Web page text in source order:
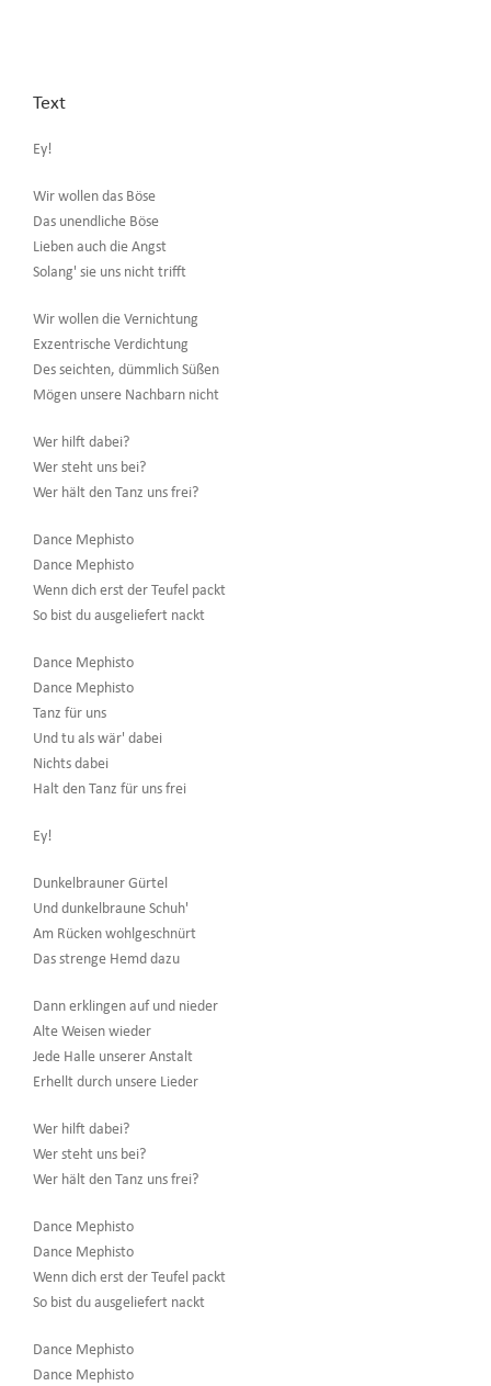
Text
Ey!
Wir wollen das Böse
Das unendliche Böse
Lieben auch die Angst
Solang' sie uns nicht trifft
Wir wollen die Vernichtung
Exzentrische Verdichtung
Des seichten, dümmlich Süßen
Mögen unsere Nachbarn nicht
Wer hilft dabei?
Wer steht uns bei?
Wer hält den Tanz uns frei?
Dance Mephisto
Dance Mephisto
Wenn dich erst der Teufel packt
So bist du ausgeliefert nackt
Dance Mephisto
Dance Mephisto
Tanz für uns
Und tu als wär' dabei
Nichts dabei
Halt den Tanz für uns frei
Ey!
Dunkelbrauner Gürtel
Und dunkelbraune Schuh'
Am Rücken wohlgeschnürt
Das strenge Hemd dazu
Dann erklingen auf und nieder
Alte Weisen wieder
Jede Halle unserer Anstalt
Erhellt durch unsere Lieder
Wer hilft dabei?
Wer steht uns bei?
Wer hält den Tanz uns frei?
Dance Mephisto
Dance Mephisto
Wenn dich erst der Teufel packt
So bist du ausgeliefert nackt
Dance Mephisto
Dance Mephisto